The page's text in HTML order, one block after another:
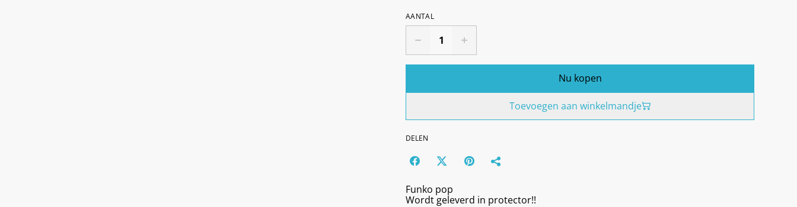
AANTAL
Nu kopen
Toevoegen aan winkelmandje
DELEN
Funko pop
Wordt geleverd in protector!!